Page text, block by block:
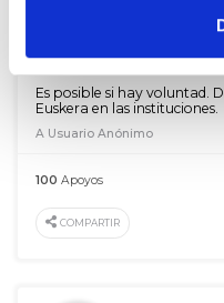
De Jon
Es posible si hay voluntad.
Euskera en las instituciones.
A Usuario Anónimo
100 Apoyos
COMPARTIR